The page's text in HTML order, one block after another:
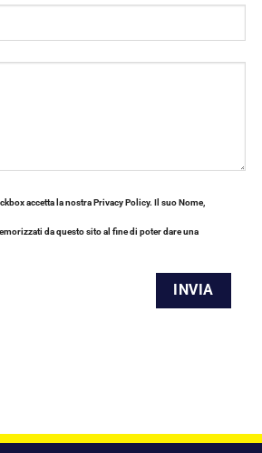
accetta la nostra Privacy Policy. Il suo Nome,
da questo sito al fine di poter dare una